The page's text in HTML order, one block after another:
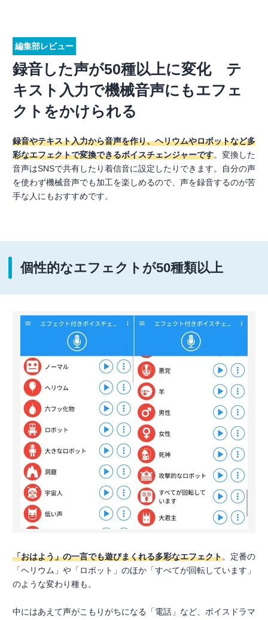
編集部レビュー
録音した声が50種以上に変化 テ
キスト入力で機械音声にもエフェ
クトをかけられる
録音やテキスト入力から音声を作り、ヘリウムやロボットなど多
彩なエフェクトで変換できるボイスチェンジャーです。変換した
音声はSNSで共有したり着信音に設定したりできます。自分の声
を使わず機械音声でも加工を楽しめるので、声を録音するのが苦
手な人にもおすすめです。
個性的なエフェクトが50種類以上
「おはよう」の一言でも遊びまくれる多彩なエフェクト。定番の
「ヘリウム」や「ロボット」のほか「すべてが回転しています」
のような変わり種も。
中にはあえて声がこもりがちになる「電話」など、ボイスドラマ